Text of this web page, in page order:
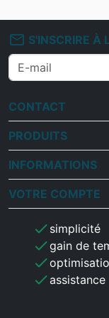
mail_outline S'INSCRIRE À
CONTACT
PRODUITS
INFORMATIONS
VOTRE COMPTE
check simplicité
checkgain de
check
checkassistance